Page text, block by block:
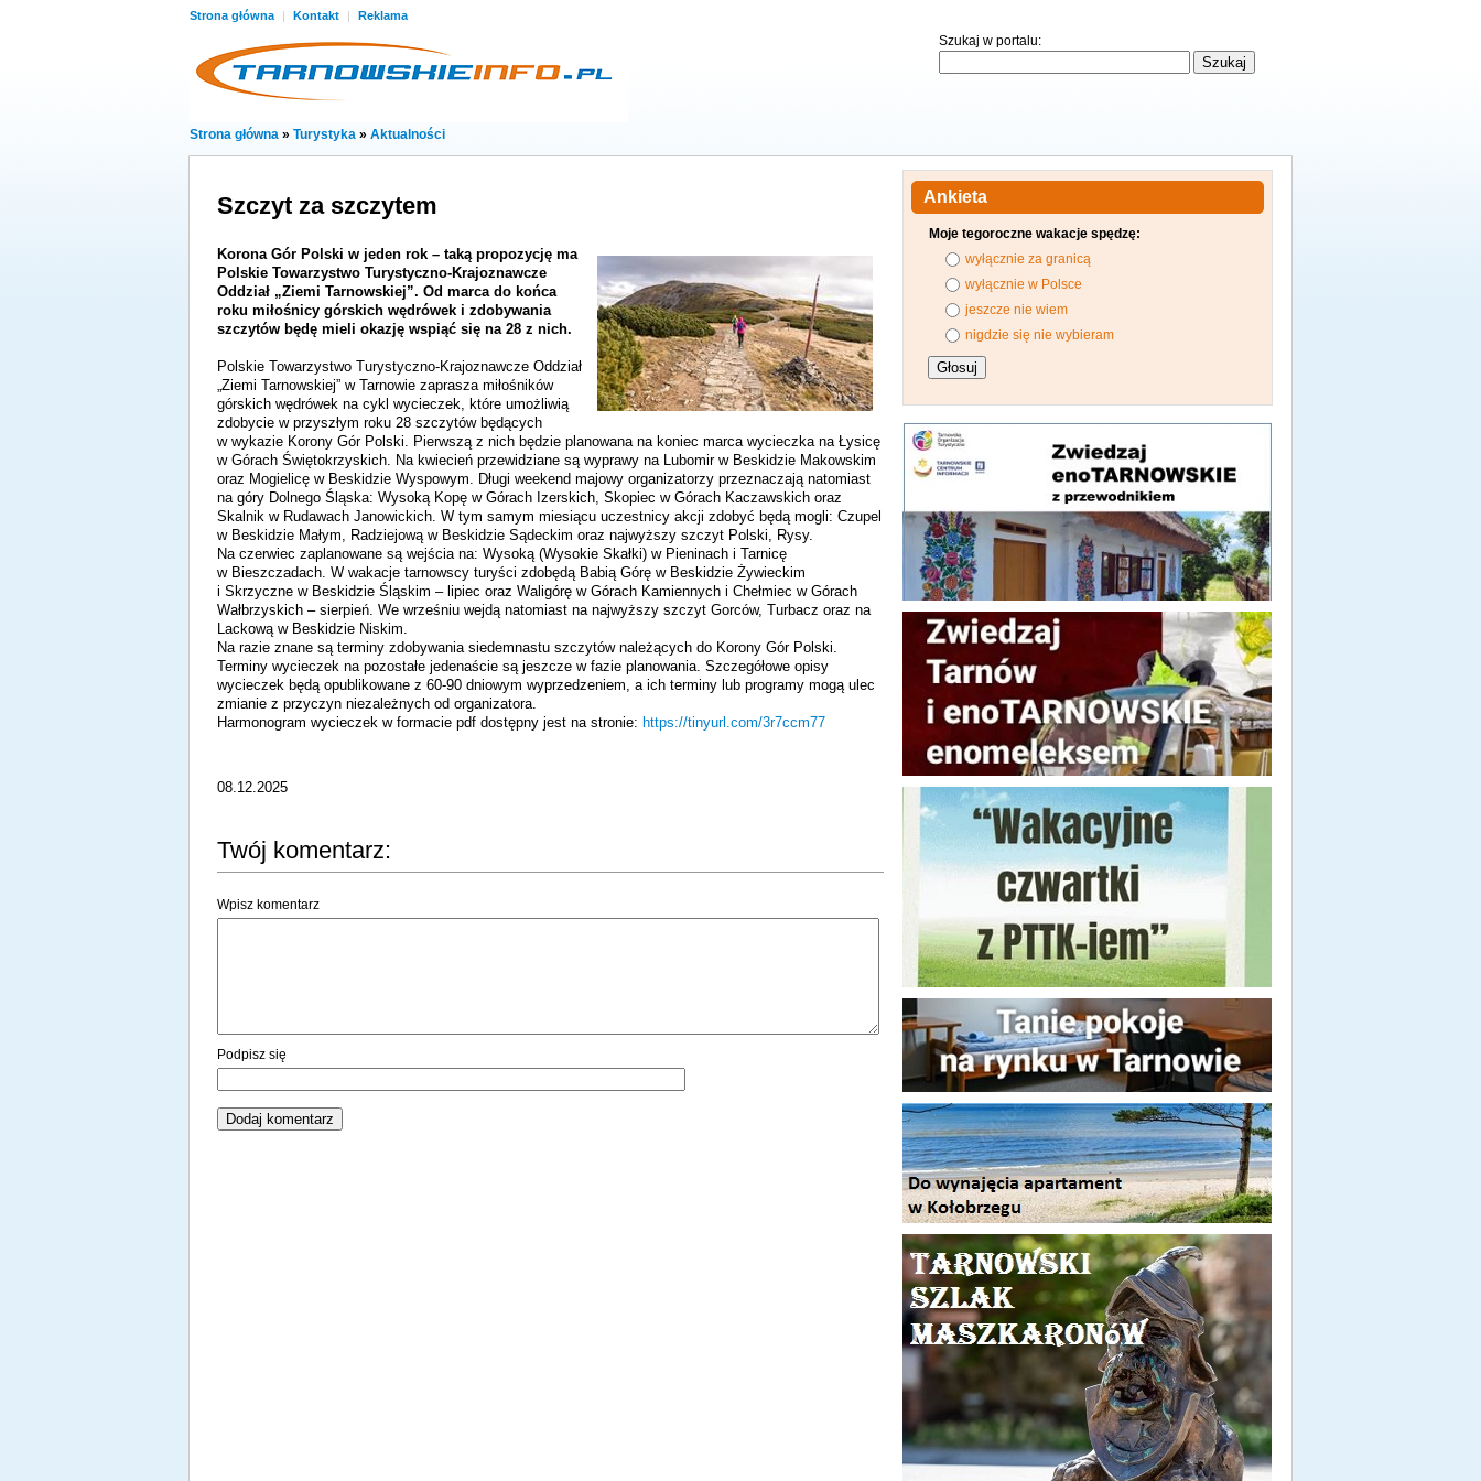
Strona główna | Kontakt | Reklama
Szukaj w portalu:
Strona główna » Turystyka » Aktualności
Szczyt za szczytem
Korona Gór Polski w jeden rok – taką propozycję ma
Polskie Towarzystwo Turystyczno-Krajoznawcze
Oddział „Ziemi Tarnowskiej”. Od marca do końca
roku miłośnicy górskich wędrówek i zdobywania
szczytów będę mieli okazję wspiąć się na 28 z nich.
Polskie Towarzystwo Turystyczno-Krajoznawcze Oddział
„Ziemi Tarnowskiej” w Tarnowie zaprasza miłośników
górskich wędrówek na cykl wycieczek, które umożliwią
zdobycie w przyszłym roku 28 szczytów będących
w wykazie Korony Gór Polski. Pierwszą z nich będzie planowana na koniec marca wycieczka na Łysicę
w Górach Świętokrzyskich. Na kwiecień przewidziane są wyprawy na Lubomir w Beskidzie Makowskim
oraz Mogielicę w Beskidzie Wyspowym. Długi weekend majowy organizatorzy przeznaczają natomiast
na góry Dolnego Śląska: Wysoką Kopę w Górach Izerskich, Skopiec w Górach Kaczawskich oraz
Skalnik w Rudawach Janowickich. W tym samym miesiącu uczestnicy akcji zdobyć będą mogli: Czupel
w Beskidzie Małym, Radziejową w Beskidzie Sądeckim oraz najwyższy szczyt Polski, Rysy.
Na czerwiec zaplanowane są wejścia na: Wysoką (Wysokie Skałki) w Pieninach i Tarnicę
w Bieszczadach. W wakacje tarnowscy turyści zdobędą Babią Górę w Beskidzie Żywieckim
i Skrzyczne w Beskidzie Śląskim – lipiec oraz Waligórę w Górach Kamiennych i Chełmiec w Górach
Wałbrzyskich – sierpień. We wrześniu wejdą natomiast na najwyższy szczyt Gorców, Turbacz oraz na
Lackową w Beskidzie Niskim.
Na razie znane są terminy zdobywania siedemnastu szczytów należących do Korony Gór Polski.
Terminy wycieczek na pozostałe jedenaście są jeszcze w fazie planowania. Szczegółowe opisy
wycieczek będą opublikowane z 60-90 dniowym wyprzedzeniem, a ich terminy lub programy mogą ulec
zmianie z przyczyn niezależnych od organizatora.
Harmonogram wycieczek w formacie pdf dostępny jest na stronie: https://tinyurl.com/3r7ccm77
08.12.2025
Twój komentarz:
Wpisz komentarz
Podpisz się
Ankieta
Moje tegoroczne wakacje spędzę:
wyłącznie za granicą
wyłącznie w Polsce
jeszcze nie wiem
nigdzie się nie wybieram